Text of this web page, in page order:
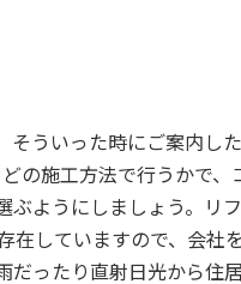
ういった時にご案内した
の施工方法で行うかで、
ぶようにしましょう。リ
在していますので、会社
だったり直射日光から住